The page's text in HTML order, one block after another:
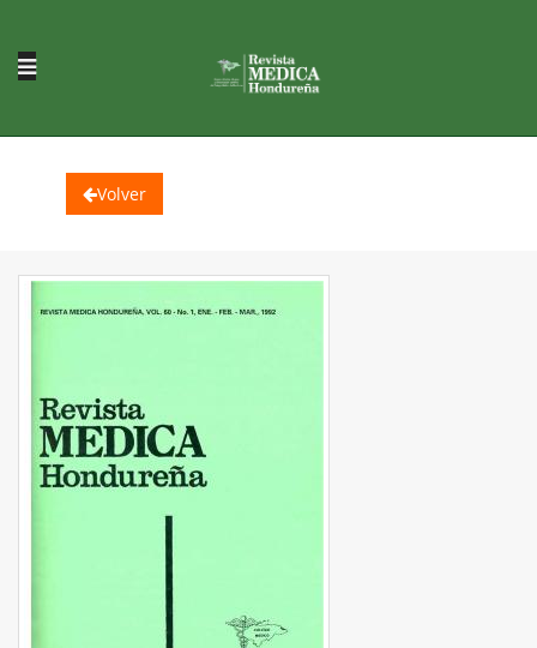
Volver